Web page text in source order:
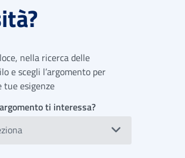
nella ricerca delle
e scegli l’argomento per
tue esigenze
ti interessa?